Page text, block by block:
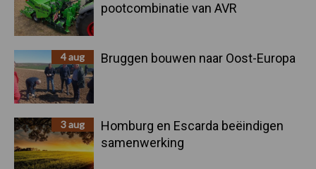
pootcombinatie van AVR
4 aug Bruggen bouwen naar Oost-Europa
3 aug
Homburg en Escarda beëindigen
samenwerking